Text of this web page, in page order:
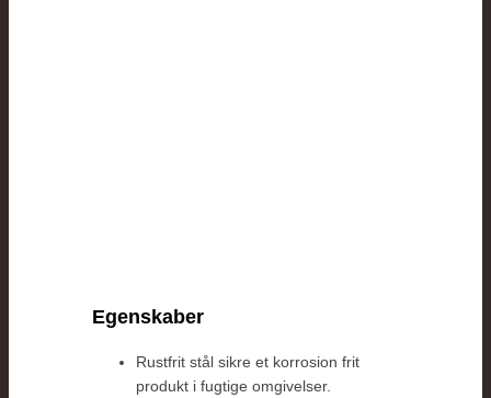
Egenskaber
Rustfrit stål sikre et korrosion frit
produkt i fugtige omgivelser.